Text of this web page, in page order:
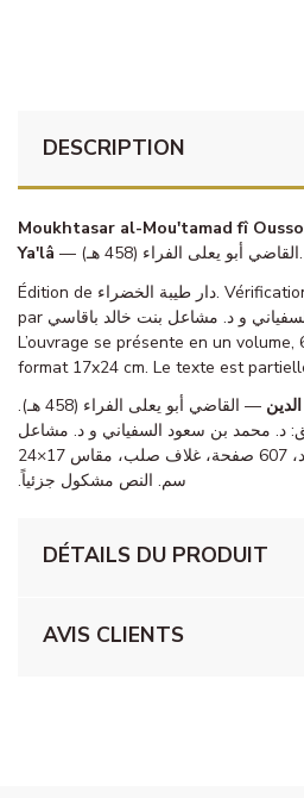
DESCRIPTION
Moukhtasar al-Mou'tamad fî
Ya'lâ
— القاضي أبو يعلى الفراء (458 هـ).
Édition de دار طيبة الخضراء. Vérification du texte (tahqîq) assurée
par د. محمد بن سعود السفياني و د. مشاعل بنت خالد باقاسي.
L’ouvrage se présente en un
format 17x24 cm. Le texte est
— القاضي أبو يعلى الفراء (458 هـ).
د. محمد بن سعود السفياني و د. مشاعل
بنت خالد باقاسي. مجلد واحد، 607 صفحة، غلاف صلب، مقاس 17×24
سم. النص مشكول جزئياً.
DÉTAILS DU PRODUIT
AVIS CLIENTS